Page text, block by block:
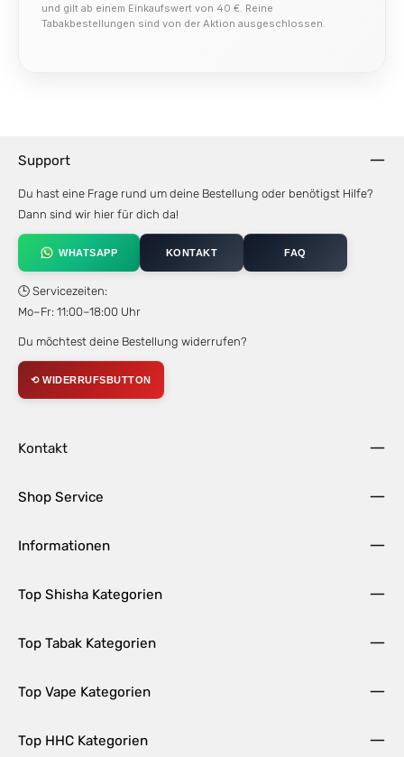
und gilt ab einem Einkaufswert von 40 €. Reine
Tabakbestellungen sind von der Aktion ausgeschlossen.
Support
Du hast eine Frage rund um deine Bestellung oder benötigst Hilfe?
Dann sind wir hier für dich da!
WHATSAPP KONTAKT FAQ
🕒 Servicezeiten:
Mo–Fr: 11:00–18:00 Uhr
Du möchtest deine Bestellung widerrufen?
⟲ WIDERRUFSBUTTON
Kontakt
Shop Service
Informationen
Top Shisha Kategorien
Top Tabak Kategorien
Top Vape Kategorien
Top HHC Kategorien